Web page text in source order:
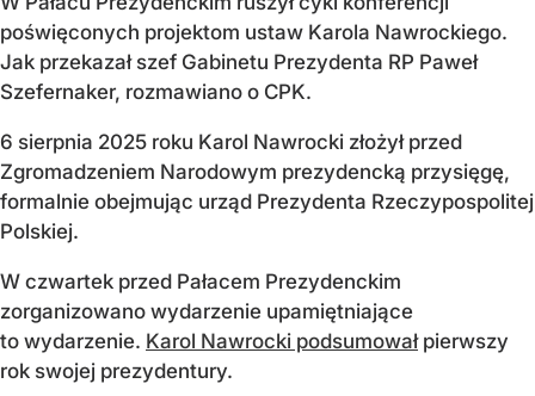
poświęconych projektom ustaw Karola Nawrockiego.
Jak przekazał szef Gabinetu Prezydenta RP Paweł
Szefernaker, rozmawiano o CPK.
6 sierpnia 2025 roku Karol Nawrocki złożył przed
Zgromadzeniem Narodowym prezydencką przysięgę,
formalnie obejmując urząd Prezydenta Rzeczypospolitej
Polskiej.
W czwartek przed Pałacem Prezydenckim
zorganizowano wydarzenie upamiętniające
to wydarzenie. Karol Nawrocki podsumowałpierwszy
rok swojej prezydentury.